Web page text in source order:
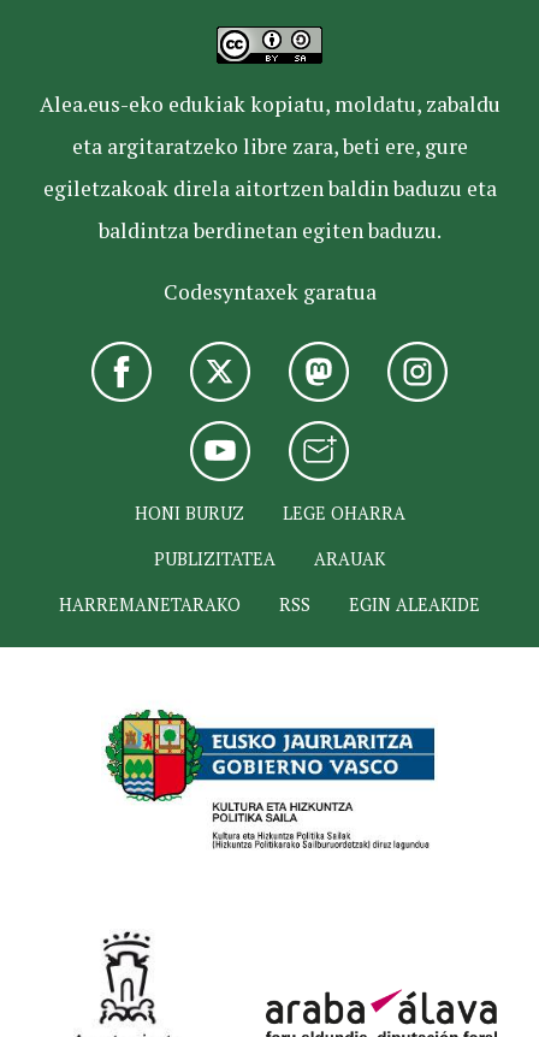
Alea.eus-eko edukiak kopiatu, moldatu, zabaldu
eta argitaratzeko libre zara, beti ere, gure
egiletzakoak direla aitortzen baldin baduzu eta
baldintza berdinetan egiten baduzu.
Codesyntaxek garatua
HONI BURUZ
LEGE OHARRA
PUBLIZITATEA
ARAUAK
HARREMANETARAKO
RSS EGIN ALEAKIDE